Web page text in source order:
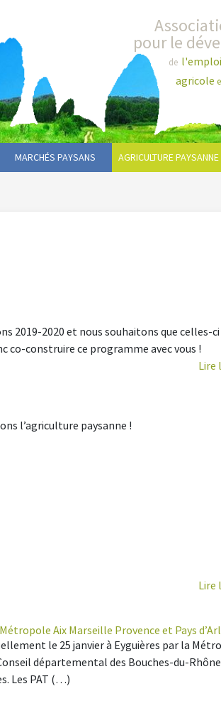
pour le
de l'emploi
agricole
MARCHÉS PAYSANS AGRICULTURE PAYSANNE
2019-2020 et nous souhaitons que celles-ci
co-construire ce programme avec vous !
Lire
l’agriculture paysanne !
Lire
Aix Marseille Provence et Pays
le 25 janvier à Eyguières par la
départemental des Bouches-du-
Les PAT (…)